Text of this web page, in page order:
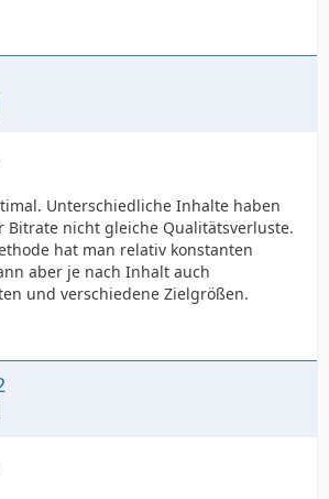
Unterschiedliche Inhalte haben
Bitrate nicht gleiche Qualitätsverluste.
hat man relativ konstanten
aber je nach Inhalt auch
und verschiedene Zielgrößen.